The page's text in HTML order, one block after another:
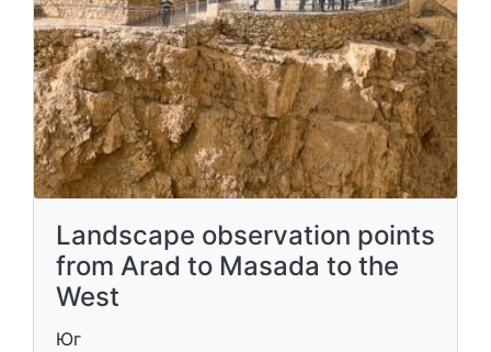
Landscape observation points
from Arad to Masada to the
West
Юг